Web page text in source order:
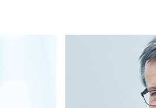
Aktuatorik für Türen,
Lösungen für hochpräzise
Herkunft